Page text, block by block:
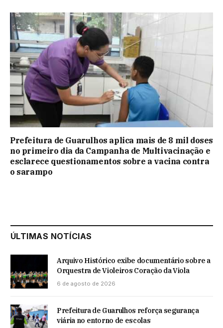
Prefeitura de Guarulhos aplica mais de 8 mil doses
no primeiro dia da Campanha de Multivacinação e
esclarece questionamentos sobre a vacina contra
o sarampo
ÚLTIMAS NOTÍCIAS
Arquivo Histórico exibe documentário sobre a
Orquestra de Violeiros Coração da Viola
6 de agosto de 2026
Prefeitura de Guarulhos reforça segurança
viária no entorno de escolas